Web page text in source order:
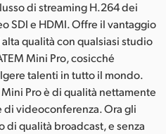
di streaming H.264 dei
SDI e HDMI. Offre il vantaggio
qualità con qualsiasi studio
Mini Pro, cosicché
talenti in tutto il mondo.
Pro è di qualità nettamente
videoconferenza. Ora gli
qualità broadcast, e senza